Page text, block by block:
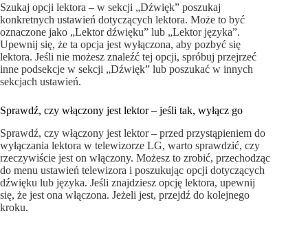
Szukaj opcji lektora – w sekcji „Dźwięk” poszukaj
konkretnych ustawień dotyczących lektora. Może to być
oznaczone jako „Lektor dźwięku” lub „Lektor języka”.
Upewnij się, że ta opcja jest wyłączona, aby pozbyć się
lektora. Jeśli nie możesz znaleźć tej opcji, spróbuj przejrzeć
inne podsekcje w sekcji „Dźwięk” lub poszukać w innych
sekcjach ustawień.
Sprawdź, czy włączony jest lektor – jeśli tak, wyłącz go
Sprawdź, czy włączony jest lektor – przed przystąpieniem do
wyłączania lektora w telewizorze LG, warto sprawdzić, czy
rzeczywiście jest on włączony. Możesz to zrobić, przechodząc
do menu ustawień telewizora i poszukując opcji dotyczących
dźwięku lub języka. Jeśli znajdziesz opcję lektora, upewnij
się, że jest ona włączona. Jeżeli jest, przejdź do kolejnego
kroku.